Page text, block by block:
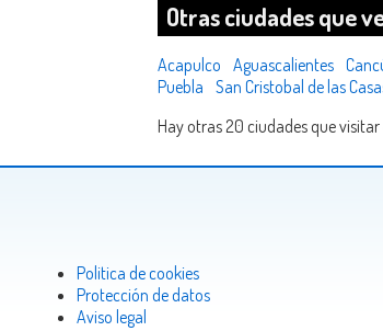
Otras ciudades que
Acapulco Aguascalientes
Puebla San Cristobal de las
Hay otras 20 ciudades que
Politica de cookies
Protección de datos
Aviso legal